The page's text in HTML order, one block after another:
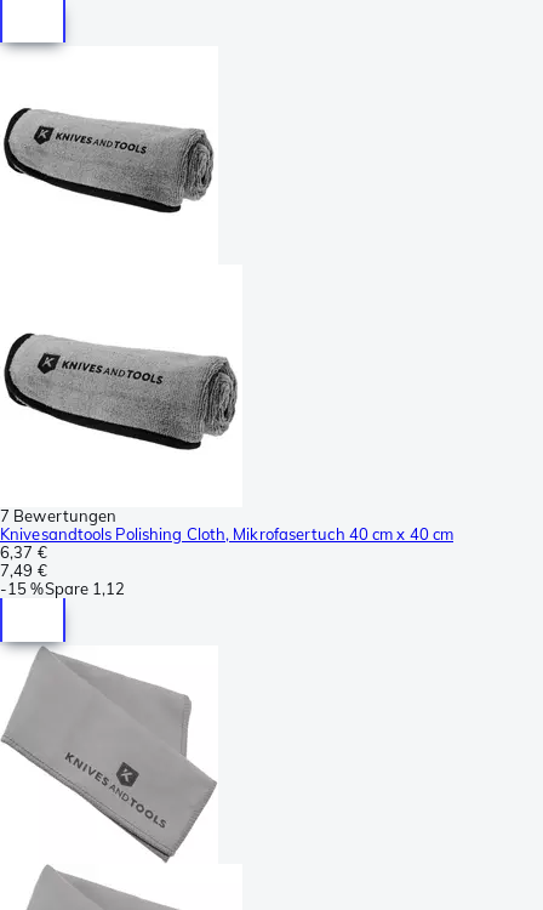
7 Bewertungen
Knivesandtools Polishing Cloth, Mikrofasertuch 40 cm x 40 cm
6,37 €
7,49 €
-15 %Spare 1,12